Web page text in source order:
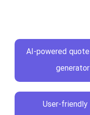
AI-powered quote
generator
User-friendly